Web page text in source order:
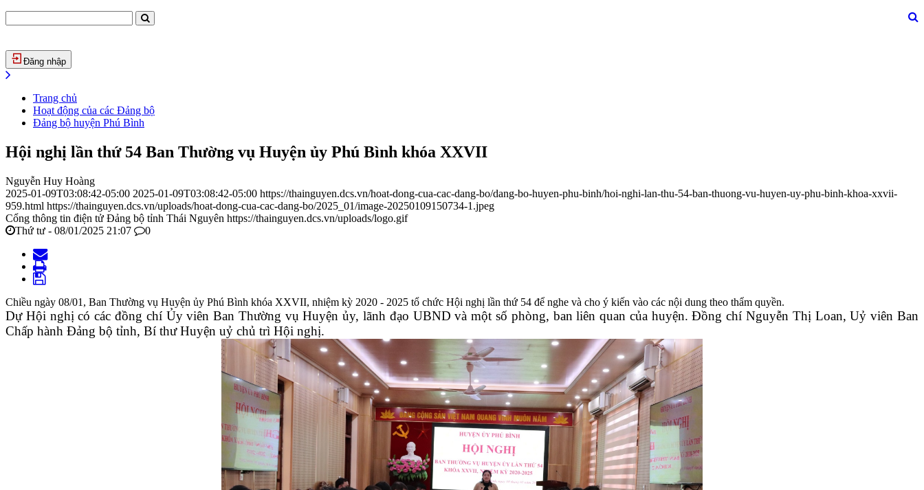
Đăng nhập
Trang chủ
Hoạt động của các Đảng bộ
Đảng bộ huyện Phú Bình
Hội nghị lần thứ 54 Ban Thường vụ Huyện ủy Phú Bình khóa XXVII
Nguyễn Huy Hoàng
2025-01-09T03:08:42-05:00 2025-01-09T03:08:42-05:00 https://thainguyen.dcs.vn/hoat-dong-cua-cac-dang-bo/dang-bo-huyen-phu-binh/hoi-nghi-lan-thu-54-ban-thuong-vu-huyen-uy-phu-binh-khoa-xxvii-
959.html https://thainguyen.dcs.vn/uploads/hoat-dong-cua-cac-dang-bo/2025_01/image-20250109150734-1.jpeg
Cổng thông tin điện tử Đảng bộ tỉnh Thái Nguyên https://thainguyen.dcs.vn/uploads/logo.gif
Thứ tư - 08/01/2025 21:07
0
Chiều ngày 08/01, Ban Thường vụ Huyện ủy Phú Bình khóa XXVII, nhiệm kỳ 2020 - 2025 tổ chức Hội nghị lần thứ 54 để nghe và cho ý kiến vào các nội dung theo thẩm quyền.
Dự Hội nghị có các đồng chí Ủy viên Ban Thường vụ Huyện ủy, lãnh đạo UBND và một số phòng, ban liên quan của huyện. Đồng chí Nguyễn Thị Loan, Uỷ viên Ban
Chấp hành Đảng bộ tỉnh, Bí thư Huyện uỷ chủ trì Hội nghị.